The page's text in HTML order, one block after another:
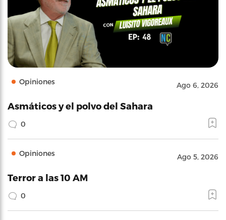
Opiniones Ago 6, 2026
Asmáticos y el polvo del Sahara
0
Opiniones Ago 5, 2026
Terror a las 10 AM
0